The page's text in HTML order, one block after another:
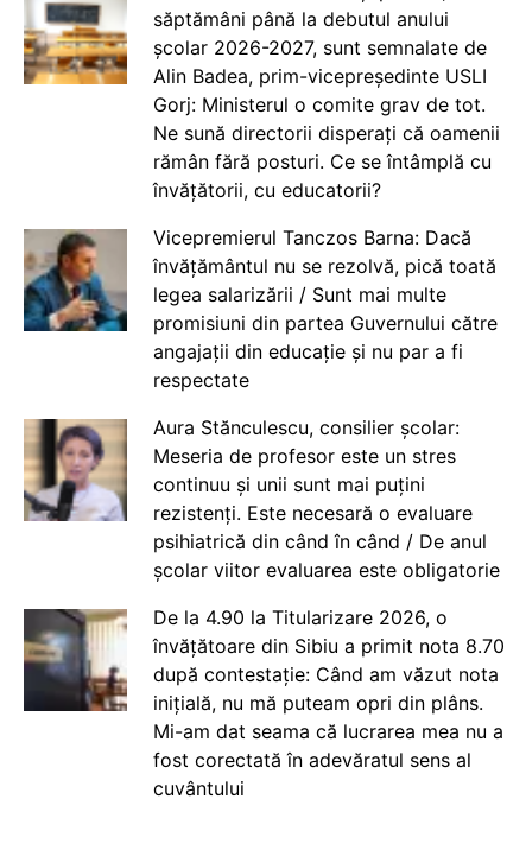
săptămâni până la debutul anului
școlar 2026-2027, sunt semnalate de
Alin Badea, prim-vicepreședinte USLI
Gorj: Ministerul o comite grav de tot.
Ne sună directorii disperați că oamenii
rămân fără posturi. Ce se întâmplă cu
învățătorii, cu educatorii?
Vicepremierul Tanczos Barna: Dacă
învățământul nu se rezolvă, pică toată
legea salarizării / Sunt mai multe
promisiuni din partea Guvernului către
angajații din educație și nu par a fi
respectate
Aura Stănculescu, consilier școlar:
Meseria de profesor este un stres
continuu și unii sunt mai puțini
rezistenți. Este necesară o evaluare
psihiatrică din când în când / De anul
școlar viitor evaluarea este obligatorie
De la 4.90 la Titularizare 2026, o
învățătoare din Sibiu a primit nota 8.70
după contestație: Când am văzut nota
inițială, nu mă puteam opri din plâns.
Mi-am dat seama că lucrarea mea nu a
fost corectată în adevăratul sens al
cuvântului